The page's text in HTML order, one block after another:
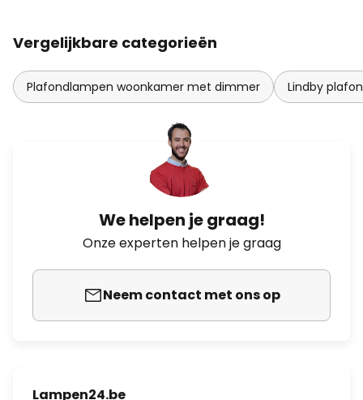
Vergelijkbare categorieën
Plafondlampen woonkamer met dimmer Lindby
We helpen je graag!
Onze experten helpen je graag
Neem contact met ons op
Lampen24.be